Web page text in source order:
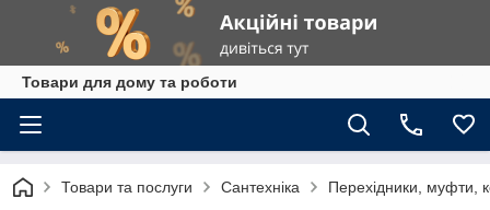
Товари для дому та роботи
Товари та послуги Сантехніка Перехідники, муфти,